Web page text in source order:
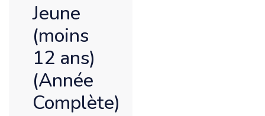
Jeune
(moins
12 ans)
(Année
Complète)